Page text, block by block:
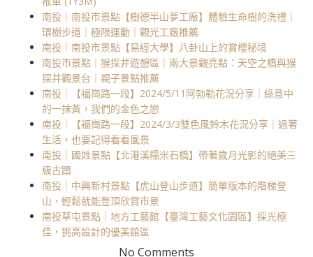
南投｜南投市景點【樹德半山夢工廠】體驗生命樹的洗禮｜
環樹步道｜極限運動｜觀光工廠推薦
南投｜南投市景點【易經大學】八卦山上的賞櫻秘境
南投市景點｜猴探井遊憩區｜兩大景觀亮點：天空之橋與猴
探井觀景台｜親子景點推薦
南投｜【福崗路一段】2024/5/11阿勃勒花況分享｜綠意中
的一抹黃，我們的金色之戀
南投｜【福崗路一段】2024/3/3雙色風鈴木花況分享｜過著
生活，也要記得看看風景
南投｜國姓景點【北港溪糯米石橋】帶著歲月光影的絕美三
級古蹟
南投｜中興新村景點【虎山登山步道】簡單版本的階梯登
山，輕鬆就能登頂欣賞市景
南投草屯景點｜地方工藝館【臺灣工藝文化園區】採光極
佳，挑高設計的優美館區
No Comments